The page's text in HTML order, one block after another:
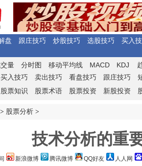
盘 跟庄技巧 炒股技巧 选股技巧
买入
量 分时图 移动平均线 MACD KDJ
买入技巧 卖出技巧 看盘技巧 跟庄技巧
股票知识 股票术语 股票投资 新股投资
> 股票分析 >
技术分析的重
新浪微博 腾讯微博 QQ好友 人人网